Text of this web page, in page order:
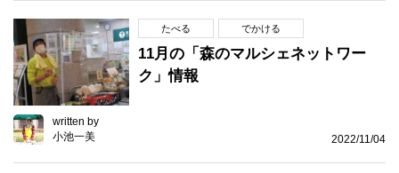
たべる でかける
11月の「森のマルシェネットワー
ク」情報
written by
小池一美
2022/11/04